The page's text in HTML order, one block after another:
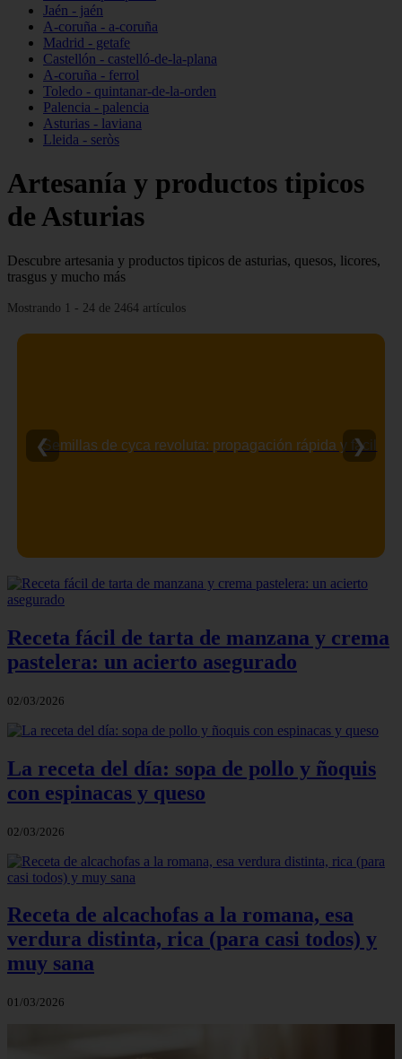
Jaén - jaén
A-coruña - a-coruña
Madrid - getafe
Castellón - castelló-de-la-plana
A-coruña - ferrol
Toledo - quintanar-de-la-orden
Palencia - palencia
Asturias - laviana
Lleida - seròs
Artesanía y productos tipicos
de Asturias
Descubre artesania y productos tipicos de asturias, quesos, licores,
trasgus y mucho más
Mostrando 1 - 24 de 2464 artículos
Semillas de cyca revoluta: propagación rápida y fácil
❮ ❯
Receta fácil de tarta de manzana y crema
pastelera: un acierto asegurado
02/03/2026
La receta del día: sopa de pollo y ñoquis
con espinacas y queso
02/03/2026
Receta de alcachofas a la romana, esa
verdura distinta, rica (para casi todos) y
muy sana
01/03/2026